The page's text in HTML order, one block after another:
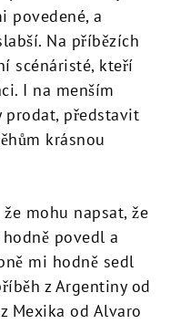
povedené, a
Na příbězích
scénáristé, kteří
I na menším
prodat, představit
krásnou
mohu napsat, že
povedl a
mi hodně sedl
z Argentiny od
Mexika od Alvaro